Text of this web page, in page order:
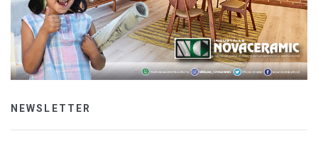
NEWSLETTER